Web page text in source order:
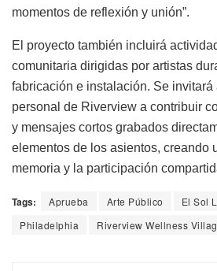
momentos de reflexión y unión”.
El proyecto también incluirá
comunitaria dirigidas por artistas
fabricación e instalación. Se invitará
personal de Riverview a contribuir
y mensajes cortos grabados
elementos de los asientos, creando
memoria y la participación
Tags: Aprueba Arte Público El Sol
Philadelphia
Riverview Wellness